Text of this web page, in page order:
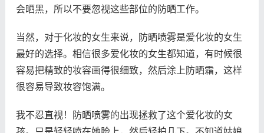
会晒黑，所以不要忽视这些部位的防晒工作。
当然，对于化妆的女生来说，防晒喷雾是爱化妆的女生
最好的选择。相信很多爱化妆的女生都知道，有时候很
容易把精致的妆容画得很细致，然后涂上防晒霜，这样
很容易导致妆容饱满。
我不忍直视！防晒喷雾的出现拯救了这个爱化妆的女